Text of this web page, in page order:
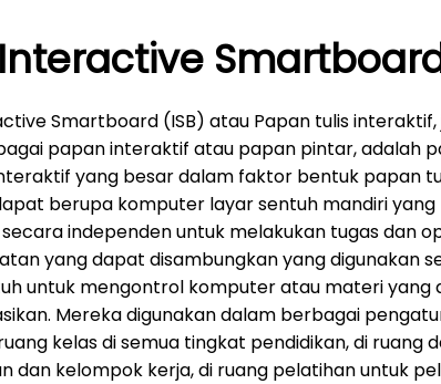
Smartboard (ISB) atau Papan tulis interaktif,
papan interaktif atau papan pintar, adalah
yang besar dalam faktor bentuk papan
berupa komputer layar sentuh mandiri yang
independen untuk melakukan tugas dan
yang dapat disambungkan yang digunakan
untuk mengontrol komputer atau materi yang
Mereka digunakan dalam berbagai
kelas di semua tingkat pendidikan, di ruang
dan kelompok kerja, di ruang pelatihan untuk